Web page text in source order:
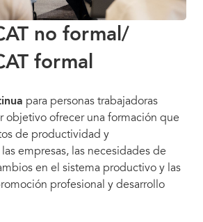
no formal/
formal
para personas trabajadoras
objetivo ofrecer una formación que
de productividad y
empresas, las necesidades de
en el sistema productivo y las
profesional y desarrollo